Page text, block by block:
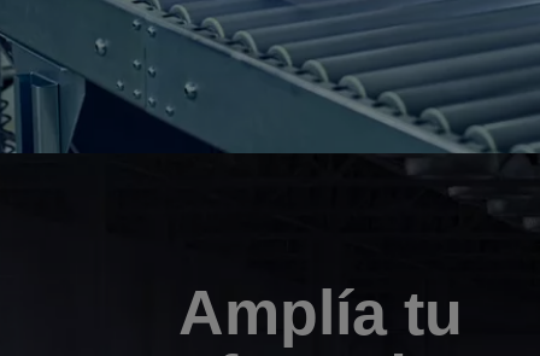
Amplía tu